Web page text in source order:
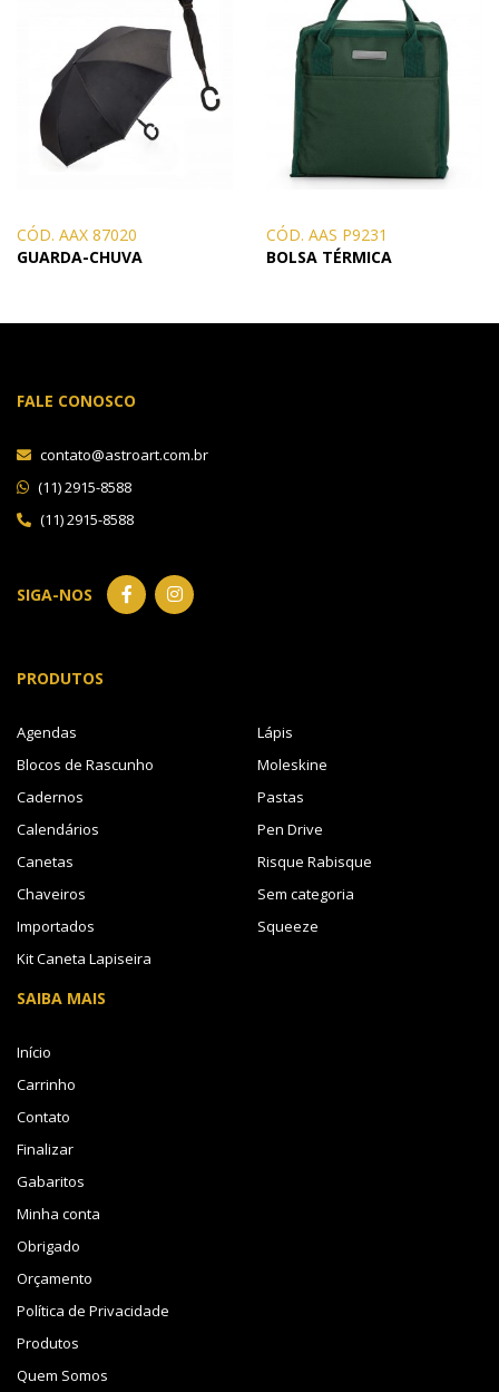
CÓD. AAX 87020
GUARDA-CHUVA
CÓD. AAS P9231
BOLSA TÉRMICA
FALE CONOSCO
contato@astroart.com.br
(11) 2915-8588
(11) 2915-8588
SIGA-NOS
PRODUTOS
Agendas
Blocos de Rascunho
Cadernos
Calendários
Canetas
Chaveiros
Importados
Kit Caneta Lapiseira
Lápis
Moleskine
Pastas
Pen Drive
Risque Rabisque
Sem categoria
Squeeze
SAIBA MAIS
Início
Carrinho
Contato
Finalizar
Gabaritos
Minha conta
Obrigado
Orçamento
Política de Privacidade
Produtos
Quem Somos